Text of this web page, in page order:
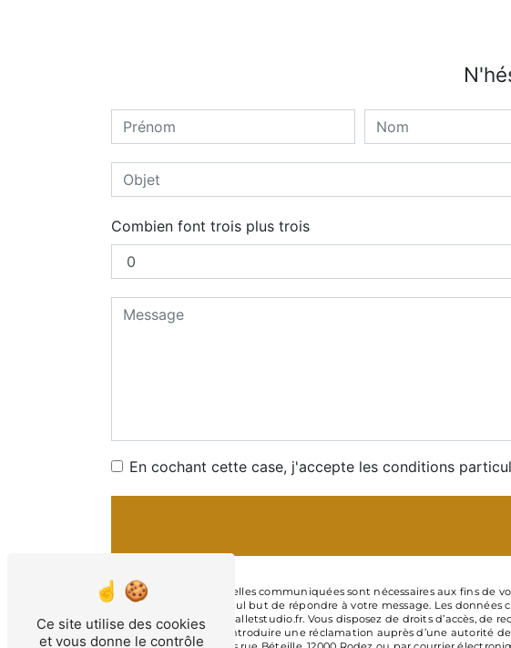
Combien font trois plus trois
En cochant cette case, j'accepte les conditions
** Les données personnelles communiquées sont nécessaires aux fins de
sous-traitants dans le seul but de répondre à votre message. Les données
Rodez c.legray@classicballetstudio.fr. Vous disposez de droits d’accès,
moment et du droit d’introduire une réclamation auprès d’une autorité
Ce site utilise des cookies
et vous donne le contrôle